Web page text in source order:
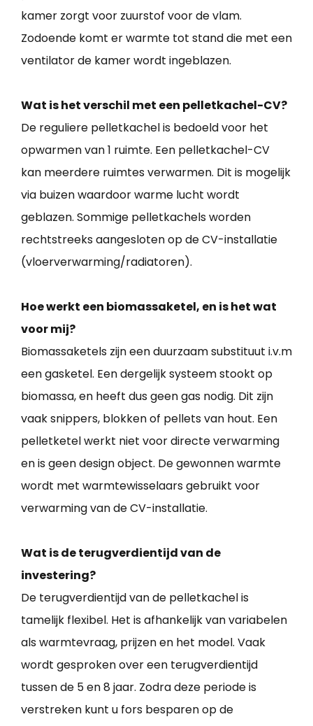
kamer zorgt voor zuurstof voor de vlam.
Zodoende komt er warmte tot stand die met een
ventilator de kamer wordt ingeblazen.
Wat is het verschil met een pelletkachel-CV?
De reguliere pelletkachel is bedoeld voor het
opwarmen van 1 ruimte. Een pelletkachel-CV
kan meerdere ruimtes verwarmen. Dit is mogelijk
via buizen waardoor warme lucht wordt
geblazen. Sommige pelletkachels worden
rechtstreeks aangesloten op de CV-installatie
(vloerverwarming/radiatoren).
Hoe werkt een biomassaketel, en is het wat
voor mij?
Biomassaketels zijn een duurzaam substituut i.v.m
een gasketel. Een dergelijk systeem stookt op
biomassa, en heeft dus geen gas nodig. Dit zijn
vaak snippers, blokken of pellets van hout. Een
pelletketel werkt niet voor directe verwarming
en is geen design object. De gewonnen warmte
wordt met warmtewisselaars gebruikt voor
verwarming van de CV-installatie.
Wat is de terugverdientijd van de
investering?
De terugverdientijd van de pelletkachel is
tamelijk flexibel. Het is afhankelijk van variabelen
als warmtevraag, prijzen en het model. Vaak
wordt gesproken over een terugverdientijd
tussen de 5 en 8 jaar. Zodra deze periode is
verstreken kunt u fors besparen op de